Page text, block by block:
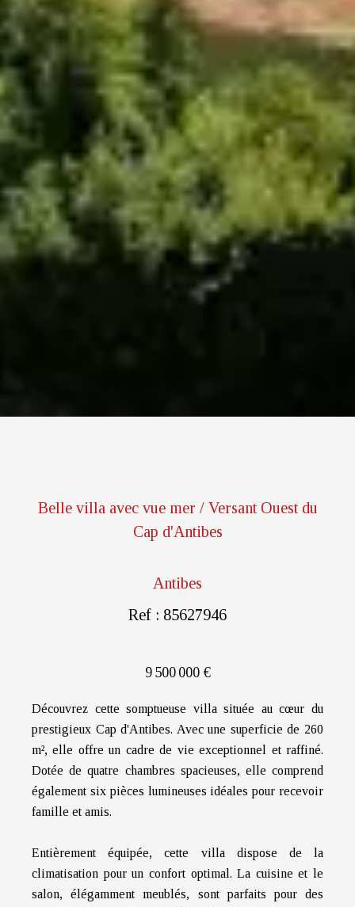
Belle villa avec vue mer / Versant Ouest du
Cap d'Antibes
Antibes
Ref : 85627946
9 500 000 €
Découvrez cette somptueuse villa située au cœur du
prestigieux Cap d'Antibes. Avec une superficie de 260
m², elle offre un cadre de vie exceptionnel et raffiné.
Dotée de quatre chambres spacieuses, elle comprend
également six pièces lumineuses idéales pour recevoir
famille et amis.
Entièrement équipée, cette villa dispose de la
climatisation pour un confort optimal. La cuisine et le
salon, élégamment meublés, sont parfaits pour des